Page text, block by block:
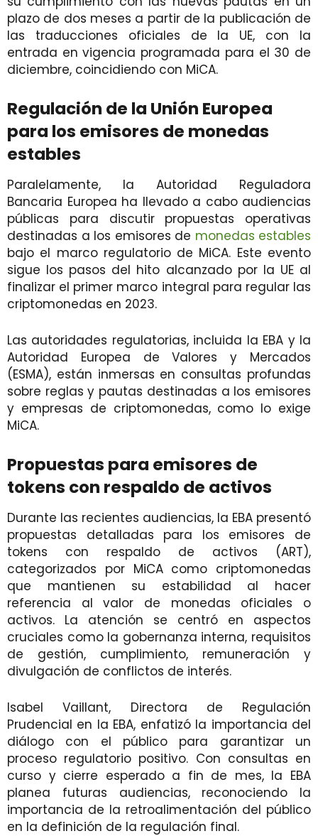
plazo de dos meses a partir de la publicación de
las traducciones oficiales de la UE, con la
entrada en vigencia programada para el 30 de
diciembre, coincidiendo con MiCA.
Regulación de la Unión Europea
para los emisores de monedas
estables
Paralelamente, la Autoridad Reguladora
Bancaria Europea ha llevado a cabo audiencias
públicas para discutir propuestas operativas
destinadas a los emisores de monedas estables
bajo el marco regulatorio de MiCA. Este evento
sigue los pasos del hito alcanzado por la UE al
finalizar el primer marco integral para regular las
criptomonedas en 2023.
Las autoridades regulatorias, incluida la EBA y la
Autoridad Europea de Valores y Mercados
(ESMA), están inmersas en consultas profundas
sobre reglas y pautas destinadas a los emisores
y empresas de criptomonedas, como lo exige
MiCA.
Propuestas para emisores de
tokens con respaldo de activos
Durante las recientes audiencias, la EBA presentó
propuestas detalladas para los emisores de
tokens con respaldo de activos (ART),
categorizados por MiCA como criptomonedas
que mantienen su estabilidad al hacer
referencia al valor de monedas oficiales o
activos. La atención se centró en aspectos
cruciales como la gobernanza interna, requisitos
de gestión, cumplimiento, remuneración y
divulgación de conflictos de interés.
Isabel Vaillant, Directora de Regulación
Prudencial en la EBA, enfatizó la importancia del
diálogo con el público para garantizar un
proceso regulatorio positivo. Con consultas en
curso y cierre esperado a fin de mes, la EBA
planea futuras audiencias, reconociendo la
importancia de la retroalimentación del público
en la definición de la regulación final.